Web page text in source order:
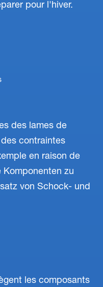
pour l'hiver.
des lames de
contraintes
en raison de
zu
von Schock- und
les composants